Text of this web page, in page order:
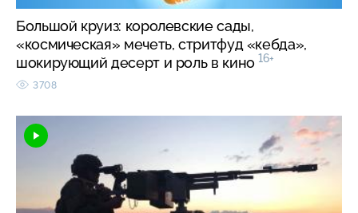
Большой круиз: королевские сады,
«космическая» мечеть, стритфуд «кебда»,
шокирующий десерт и роль в кино 16+
3708